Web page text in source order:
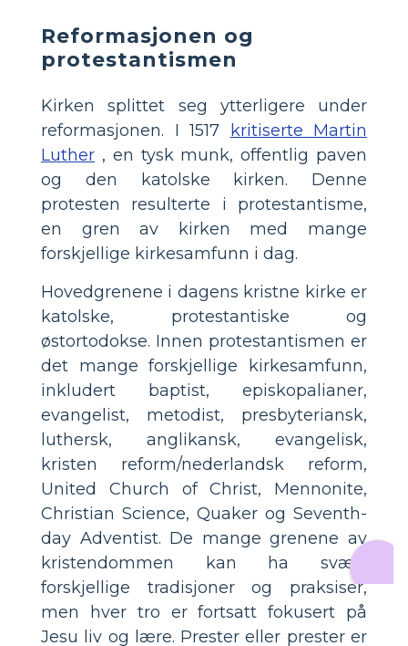
Reformasjonen og
protestantismen
Kirken splittet seg ytterligere under
reformasjonen. I 1517
kritiserte Martin
Luther , en tysk munk, offentlig paven
og den katolske kirken. Denne
protesten resulterte i protestantisme,
en gren av kirken med mange
forskjellige kirkesamfunn i dag.
Hovedgrenene i dagens kristne kirke er
katolske, protestantiske og
østortodokse. Innen protestantismen er
det mange forskjellige kirkesamfunn,
inkludert baptist, episkopalianer,
evangelist, metodist, presbyteriansk,
luthersk, anglikansk, evangelisk,
kristen reform/nederlandsk reform,
United Church of Christ, Mennonite,
Christian Science, Quaker og Seventh-
day Adventist. De mange grenene av
kristendommen kan ha svært
forskjellige tradisjoner og praksiser,
men hver tro er fortsatt fokusert på
Jesu liv og lære. Prester eller prester er